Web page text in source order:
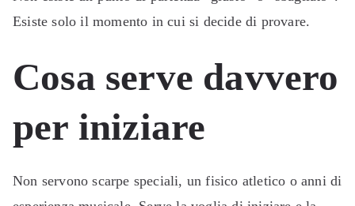
Esiste solo il momento in cui si decide di provare.
Cosa serve davvero
per iniziare
Non servono scarpe speciali, un fisico atletico o anni di